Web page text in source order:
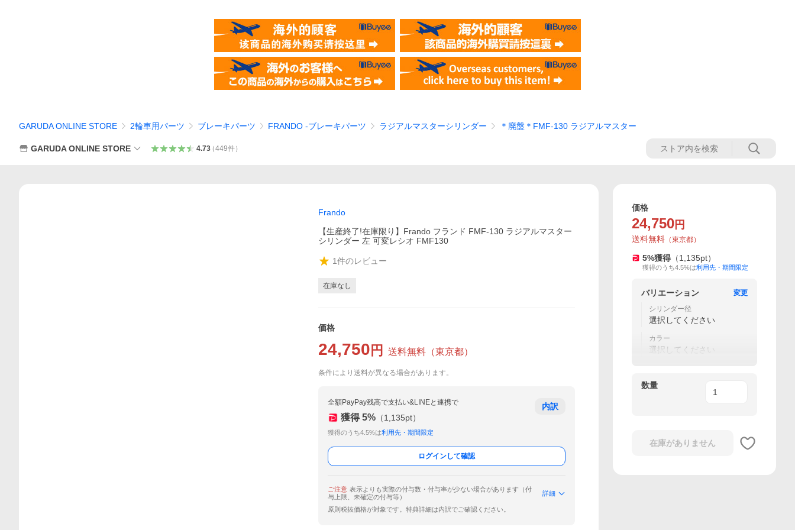
GARUDA ONLINE STORE 2輪車用パーツ ブレーキパーツ FRANDO -ブレーキパーツ ラジアルマスターシリンダー ＊廃盤＊FMF-130 ラジアルマスター
GARUDA ONLINE STORE 4.73（449件）
Frando
【生産終了!在庫限り】Frando フランド FMF-130 ラジアルマスター
シリンダー 左 可変レシオ FMF130
1件のレビュー
在庫なし
価格
24,750 円 送料無料 （東京都）
条件により送料が異なる場合があります。
全額PayPay残高で支払い&LINEと連携で
獲得 5% （1,135pt）
獲得のうち4.5%は利用先・期間限定
内訳
ログインして確認
ご注意 表示よりも実際の付与数・付与率が少ない場合があります（付
与上限、未確定の付与等）
詳細
原則税抜価格が対象です。特典詳細は内訳でご確認ください。
価格
24,750 円
送料無料 （東京都）
5%獲得 （1,135pt）
獲得のうち4.5%は利用先・期間限定
バリエーション
変更
シリンダー径
選択してください
カラー
選択してください
数量
在庫がありません